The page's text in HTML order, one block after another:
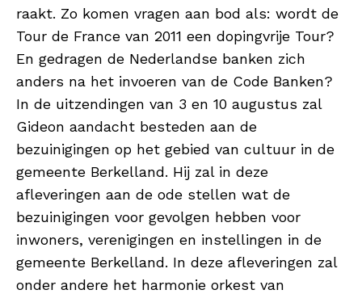
raakt. Zo komen vragen aan bod als: wordt de
Tour de France van 2011 een dopingvrije Tour?
En gedragen de Nederlandse banken zich
anders na het invoeren van de Code Banken?
In de uitzendingen van 3 en 10 augustus zal
Gideon aandacht besteden aan de
bezuinigingen op het gebied van cultuur in de
gemeente Berkelland. Hij zal in deze
afleveringen aan de ode stellen wat de
bezuinigingen voor gevolgen hebben voor
inwoners, verenigingen en instellingen in de
gemeente Berkelland. In deze afleveringen zal
onder andere het harmonie orkest van